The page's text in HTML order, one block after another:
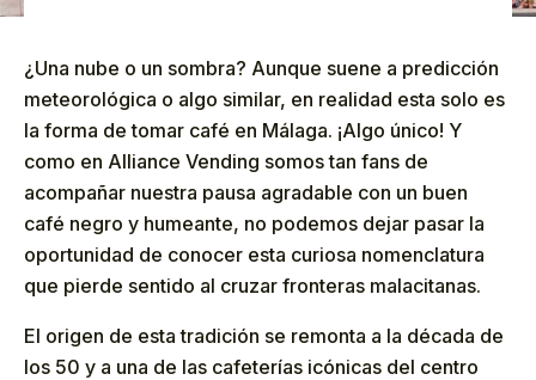
¿Una nube o un sombra? Aunque suene a predicción
meteorológica o algo similar, en realidad esta solo es
la forma de tomar café en Málaga. ¡Algo único! Y
como en Alliance Vending somos tan fans de
acompañar nuestra pausa agradable con un buen
café negro y humeante, no podemos dejar pasar la
oportunidad de conocer esta curiosa nomenclatura
que pierde sentido al cruzar fronteras malacitanas.
El origen de esta tradición se remonta a la década de
los 50 y a una de las cafeterías icónicas del centro